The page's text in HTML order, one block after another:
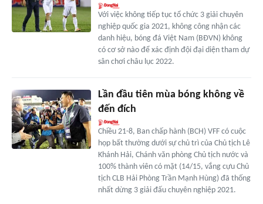
Với việc không tiếp tục tổ chức 3 giải chuyên
nghiệp quốc gia 2021, không công nhận các
danh hiệu, bóng đá Việt Nam (BĐVN) không
có cơ sở nào để xác định đội đại diện tham dự
sân chơi châu lục 2022.
Lần đầu tiên mùa bóng không về
đến đích
Chiều 21-8, Ban chấp hành (BCH) VFF có cuộc
họp bất thường dưới sự chủ trì của Chủ tịch Lê
Khánh Hải, Chánh văn phòng Chủ tịch nước và
100% thành viên có mặt (14/15, vắng cựu Chủ
tịch CLB Hải Phòng Trần Mạnh Hùng) đã thống
nhất dừng 3 giải đấu chuyên nghiệp 2021.